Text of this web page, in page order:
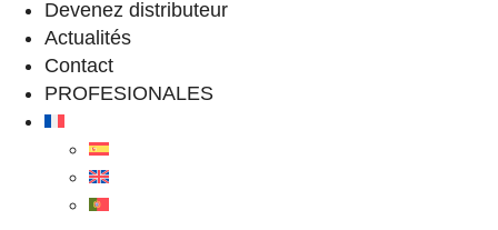
Devenez distributeur
Actualités
Contact
PROFESIONALES